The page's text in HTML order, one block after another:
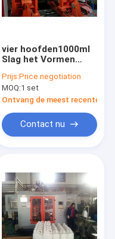
vier hoofden1000ml
Slag het Vormen
cavitesvorm
Prijs:Price negotiation
MOQ:1 set
Ontvang de meest recente
Contact nu